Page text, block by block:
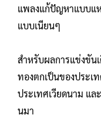
แพลงแก้ปัญหาแบบแห
แบบเนียนๆ
สำหรับผลการแข่งขัน
ทองตกเป็นของประเ
ประเทศเวียดนาม แล
นมา